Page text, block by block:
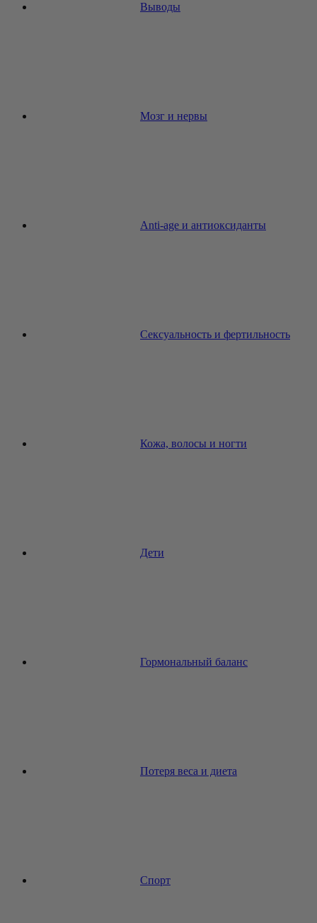
Выводы
Мозг и нервы
Anti-age и антиоксиданты
Сексуальность и фертильность
Кожа, волосы и ногти
Дети
Гормональный баланс
Потеря веса и диета
Спорт